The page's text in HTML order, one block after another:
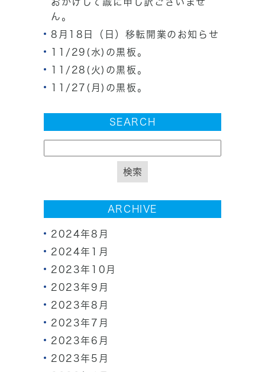
おかけして誠に申し訳ございませ
ん。
8月18日（日）移転開業のお知らせ
11/29(水)の黒板。
11/28(火)の黒板。
11/27(月)の黒板。
SEARCH
ARCHIVE
2024年8月
2024年1月
2023年10月
2023年9月
2023年8月
2023年7月
2023年6月
2023年5月